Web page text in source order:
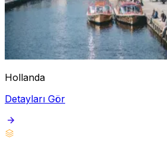
Hollanda
Detayları Gör